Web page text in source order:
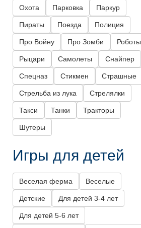
Охота Парковка Паркур
Пираты Поезда Полиция
Про Войну Про Зомби Роботы
Рыцари Самолеты Снайпер
Спецназ Стикмен Страшные
Стрельба из лука Стрелялки
Такси Танки Тракторы
Шутеры
Игры для детей
Веселая ферма Веселые
Детские Для детей 3-4 лет
Для детей 5-6 лет